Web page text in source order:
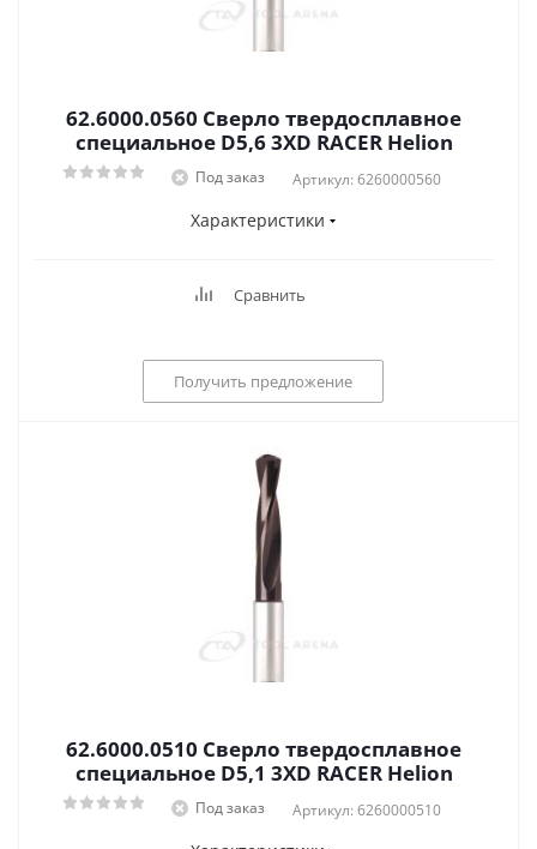
62.6000.0560 Сверло твердосплавное
специальное D5,6 3XD RACER Helion
Под заказ Артикул: 6260000560
Характеристики
Сравнить
Получить предложение
62.6000.0510 Сверло твердосплавное
специальное D5,1 3XD RACER Helion
Под заказ Артикул: 6260000510